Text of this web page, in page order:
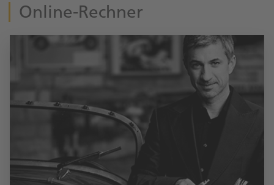
Online-Rechner